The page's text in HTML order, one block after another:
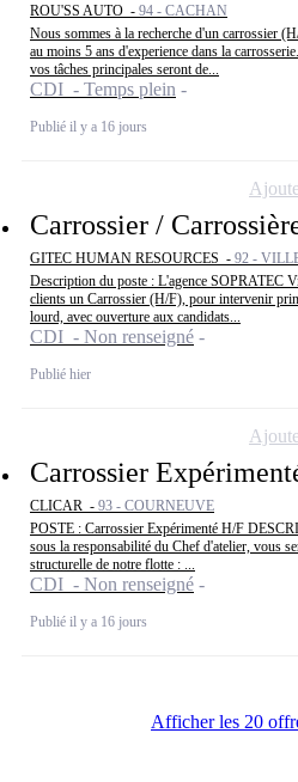
ROU'SS AUTO - 94 - CACHAN
Nous sommes à la recherche d'un carrossier
au moins 5 ans d'experience dans la
vos tâches principales seront de...
CDI - Temps plein
Publié il y a 16 jours
Carrossier /
GITEC HUMAN RESOURCES - 92 -
Description du poste : L'agence SOPRATEC
clients un Carrossier (H/F), pour intervenir
lourd, avec ouverture aux candidats...
CDI - Non renseigné
Publié hier
Carrossier
CLICAR - 93 - COURNEUVE
POSTE : Carrossier Expérimenté H/F
sous la responsabilité du Chef d'atelier, vous
structurelle de notre flotte : ...
CDI - Non renseigné
Publié il y a 16 jours
Afficher les 20